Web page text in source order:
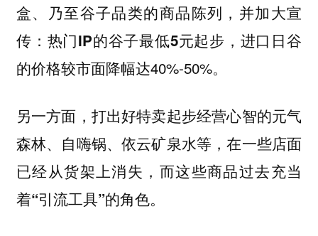
盒、乃至谷子品类的商品陈列，并加大宣
传： 热门IP的谷子最低5元起步， 进口日谷
的价格较市面降幅达40%-50%。
另一方面，打出好特卖起步经营心智的元气
森林、自嗨锅、依云矿泉水等，在一些店面
已经从货架上消失，而这些商品过去充当
着“引流工具”的角色。